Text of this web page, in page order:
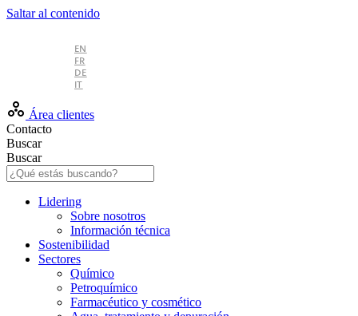
Saltar al contenido
EN
FR
DE
IT
Área clientes
Contacto
Buscar
Buscar
Lidering
Sobre nosotros
Información técnica
Sostenibilidad
Sectores
Químico
Petroquímico
Farmacéutico y cosmético